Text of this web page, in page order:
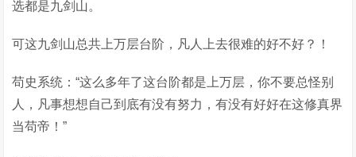
选都是九剑山。
可这九剑山总共上万层台阶，凡人上去很难的好不好？！
苟史系统：“这么多年了这台阶都是上万层，你不要总怪别
人，凡事想想自己到底有没有努力，有没有好好在这修真界
当苟帝！”